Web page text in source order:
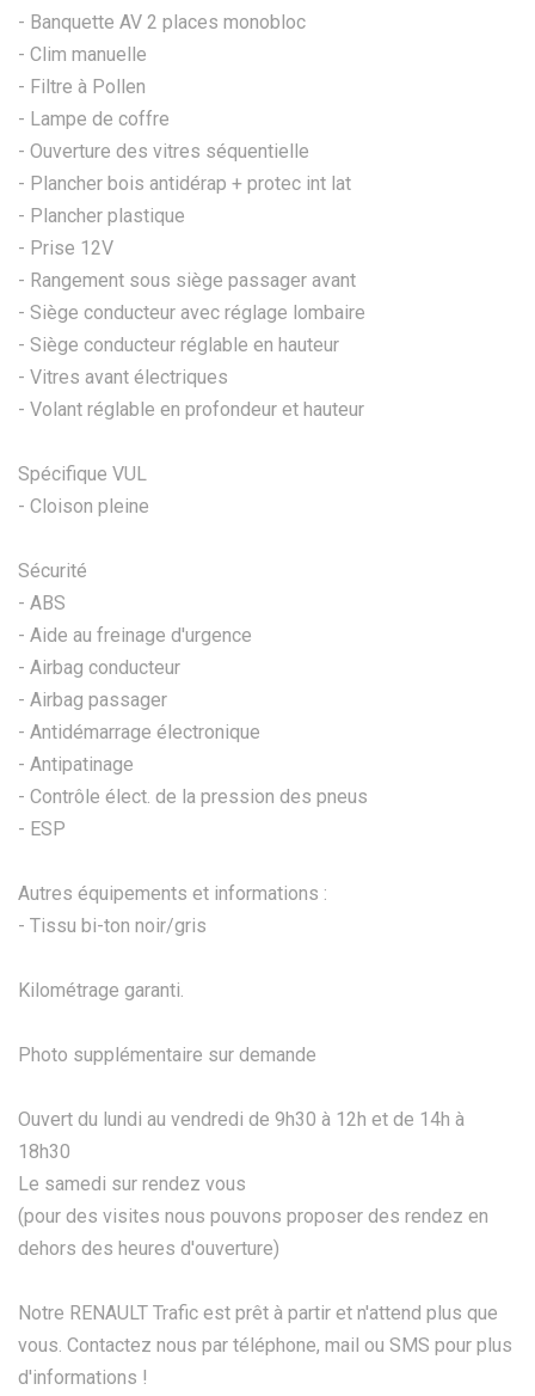
- Banquette AV 2 places monobloc
- Clim manuelle
- Filtre à Pollen
- Lampe de coffre
- Ouverture des vitres séquentielle
- Plancher bois antidérap + protec int lat
- Plancher plastique
- Prise 12V
- Rangement sous siège passager avant
- Siège conducteur avec réglage lombaire
- Siège conducteur réglable en hauteur
- Vitres avant électriques
- Volant réglable en profondeur et hauteur
Spécifique VUL
- Cloison pleine
Sécurité
- ABS
- Aide au freinage d'urgence
- Airbag conducteur
- Airbag passager
- Antidémarrage électronique
- Antipatinage
- Contrôle élect. de la pression des pneus
- ESP
Autres équipements et informations :
- Tissu bi-ton noir/gris
Kilométrage garanti.
Photo supplémentaire sur demande
Ouvert du lundi au vendredi de 9h30 à 12h et de 14h à
18h30
Le samedi sur rendez vous
(pour des visites nous pouvons proposer des rendez en
dehors des heures d'ouverture)
Notre RENAULT Trafic est prêt à partir et n'attend plus que
vous. Contactez nous par téléphone, mail ou SMS pour plus
d'informations !